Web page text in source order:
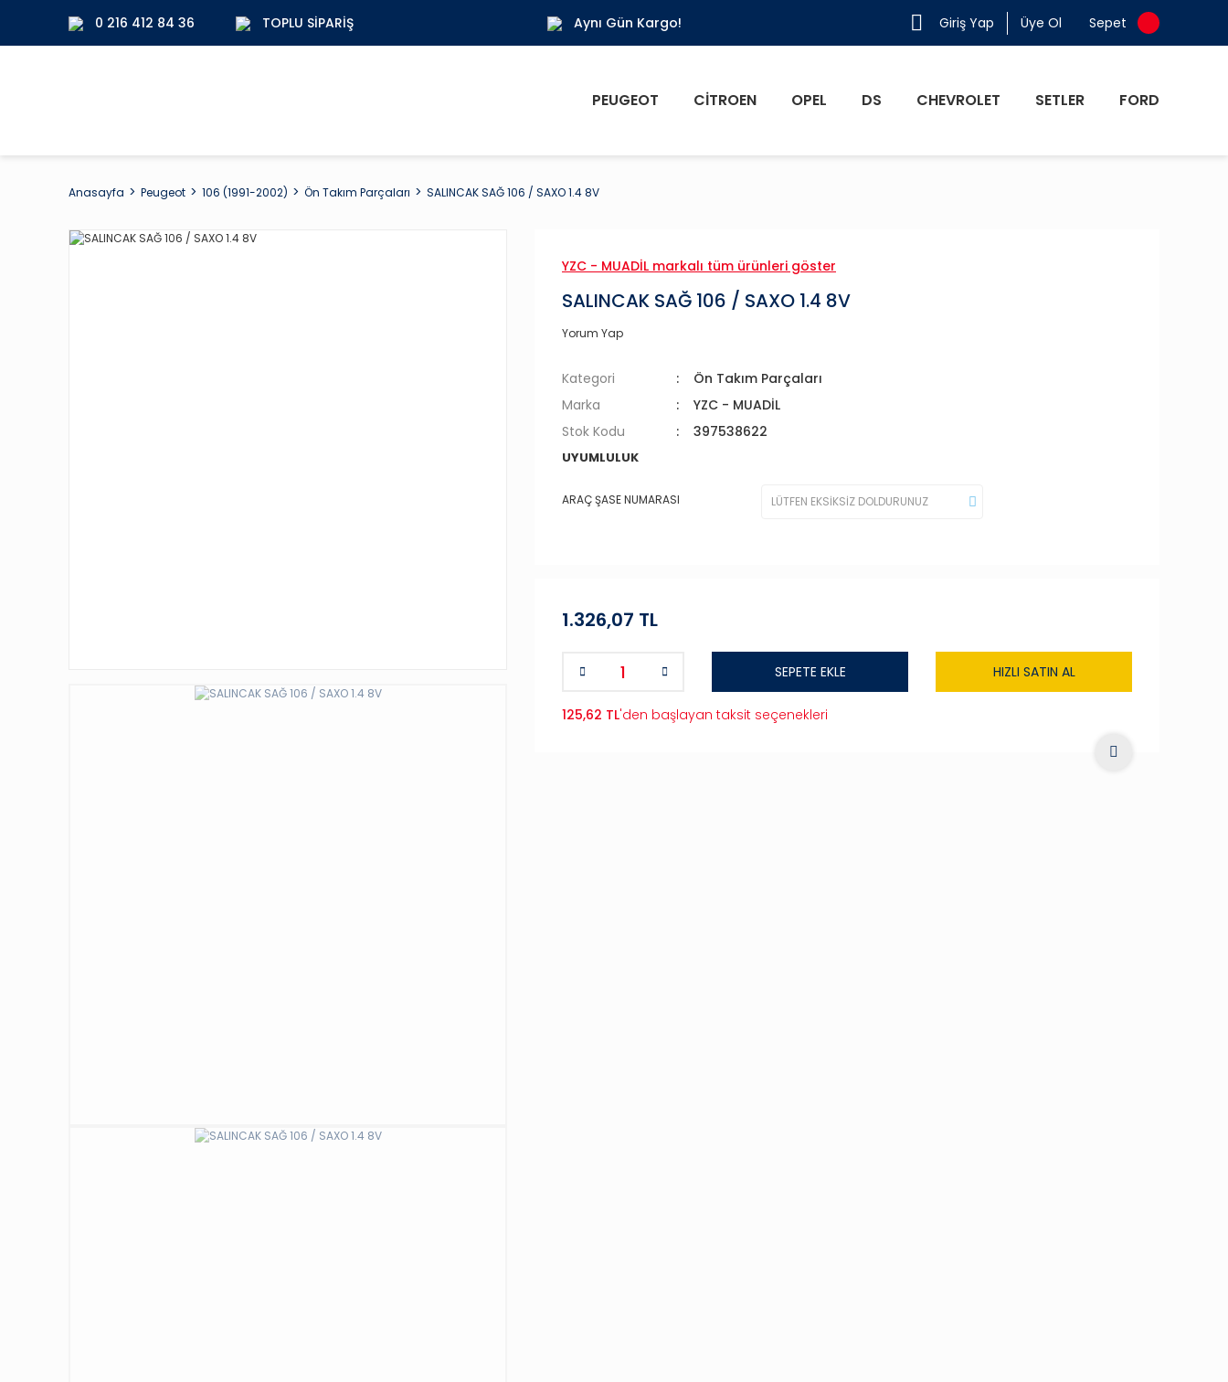
0 216 412 84 36 TOPLU SIPARIŞ Aynı Gün Kargo! Giriş Yap Üye Ol Sepet
PEUGEOT CITROEN OPEL DS CHEVROLET SETLER FORD
Anasayfa Peugeot 106 (1991-2002) Ön Takım Parçaları SALINCAK SAĞ 106 / SAXO 1.4 8V
YZC - MUADİL markalı tüm ürünleri göster
SALINCAK SAĞ 106 / SAXO 1.4 8V
Yorum Yap
Kategori
Ön Takım Parçaları
Marka
YZC - MUADİL
Stok Kodu
397538622
UYUMLULUK
ARAÇ ŞASE NUMARASI
1.326,07 TL
SEPETE EKLE HIZLI SATIN AL
125,62 TL'den başlayan taksit seçenekleri